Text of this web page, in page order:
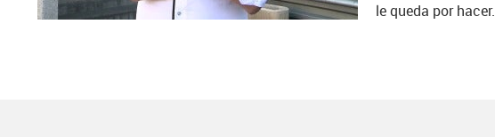
le queda por hacer.